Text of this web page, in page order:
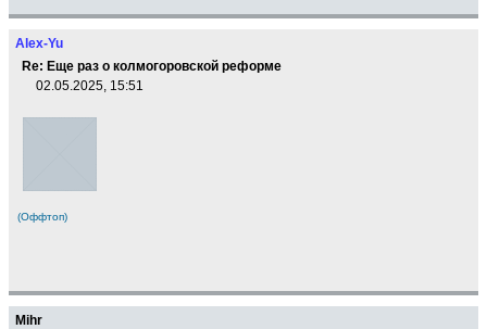
Alex-Yu
Re: Еще раз о колмогоровской реформе
02.05.2025, 15:51
(Оффтоп)
Mihr